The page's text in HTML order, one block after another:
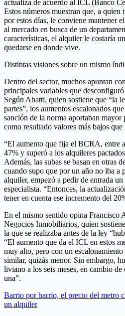
actualiza de acuerdo al ICL (Banco
Estos números muestran que, a quien
por estos días, le conviene mantener
al mercado en busca de un
características, el alquiler le costaría
quedarse en donde vive.
Distintas visiones sobre un mismo
Dentro del sector, muchos apuntan
principales variables que
Según Abatti, quien sostiene que “la
partes”, los aumentos escalonados
sanción de la norma aportaban
como resultado valores más bajos
“El aumento que fija el BCRA, entre
47% y superó a los alquileres
Además, las subas se basan en otras
cuando supo que por un año no iba a
alquiler, empezó a pedir de entrada
especialista. “Entonces, la
tener en cuenta ese incremento del
En el mismo sentido opina Francisco
Negocios Inmobiliarios, quien
la que se realizaba antes de la ley
“El aumento que da el ICL en estos
muy alto, pero con un
similar, quizás menor. Sin embargo,
liviano a los seis meses, en cambio de
una”.
Barrio por barrio, el precio del metro
un alquiler